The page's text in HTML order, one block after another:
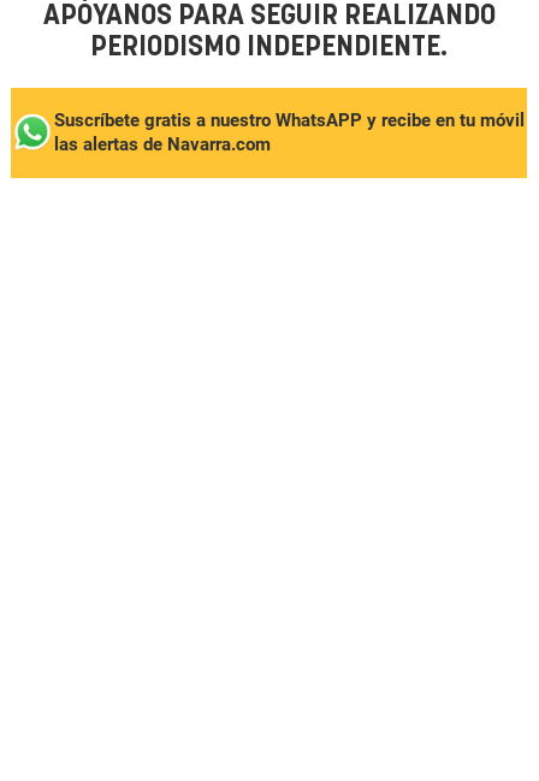
APÓYANOS PARA SEGUIR REALIZANDO
PERIODISMO INDEPENDIENTE.
Suscríbete gratis a nuestro WhatsAPP y recibe en tu móvil
las alertas de Navarra.com